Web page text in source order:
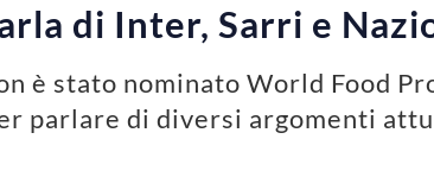
di Inter, Sarri e
è stato nominato World Food
parlare di diversi argomenti